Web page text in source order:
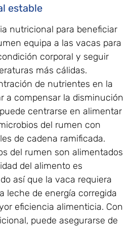
estable
nutricional para beneficiar
equipa a las vacas para
corporal y seguir
más cálidas.
de nutrientes en la
a compensar la disminución
centrarse en alimentar
del rumen con
de cadena ramificada.
del rumen son alimentados
del alimento es
así que la vaca requiera
leche de energía corregida
eficiencia alimenticia. Con
puede asegurarse de